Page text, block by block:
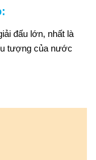
:
đấu lớn, nhất là
tượng của nước